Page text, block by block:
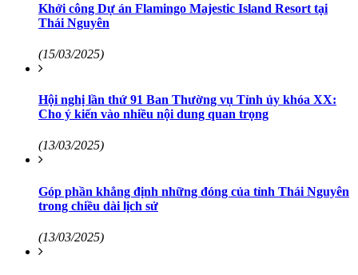
Khởi công Dự án Flamingo Majestic Island Resort tại
Thái Nguyên
(15/03/2025)
Hội nghị lần thứ 91 Ban Thường vụ Tỉnh ủy khóa XX:
Cho ý kiến vào nhiều nội dung quan trọng
(13/03/2025)
Góp phần khẳng định những đóng của tỉnh Thái Nguyên
trong chiều dài lịch sử
(13/03/2025)